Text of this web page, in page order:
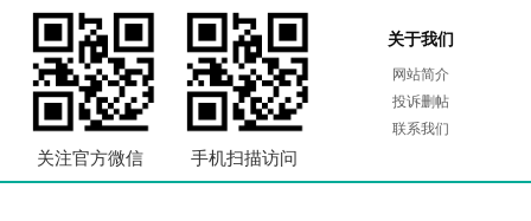
关注官方微信 手机扫描访问
关于我们
网站简介
投诉删帖
联系我们